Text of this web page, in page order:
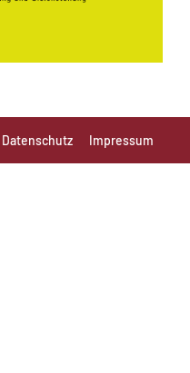
Datenschutz Impressum